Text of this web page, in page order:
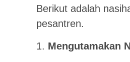
Berikut adalah
pesantren.
1. Mengutamakan